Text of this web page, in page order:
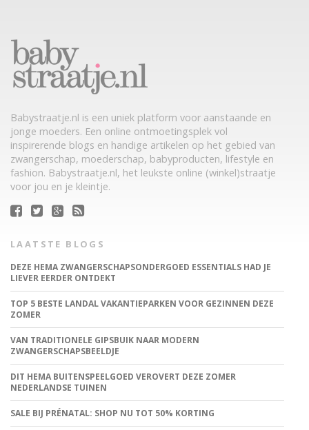
Babystraatje.nl is een uniek platform voor aanstaande en
jonge moeders. Een online ontmoetingsplek vol
inspirerende blogs en handige artikelen op het gebied van
zwangerschap, moederschap, babyproducten, lifestyle en
fashion. Babystraatje.nl, het leukste online (winkel)straatje
voor jou en je kleintje.
LAATSTE BLOGS
DEZE HEMA ZWANGERSCHAPSONDERGOED ESSENTIALS HAD JE
LIEVER EERDER ONTDEKT
TOP 5 BESTE LANDAL VAKANTIEPARKEN VOOR GEZINNEN DEZE
ZOMER
VAN TRADITIONELE GIPSBUIK NAAR MODERN
ZWANGERSCHAPSBEELDJE
DIT HEMA BUITENSPEELGOED VEROVERT DEZE ZOMER
NEDERLANDSE TUINEN
SALE BIJ PRÉNATAL: SHOP NU TOT 50% KORTING